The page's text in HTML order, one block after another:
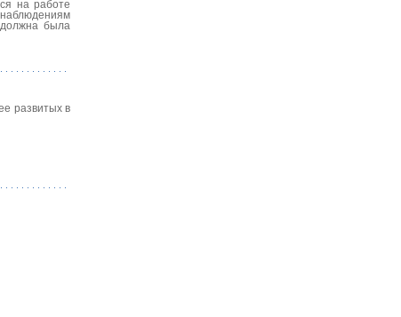
на работе
должна была
развитых в